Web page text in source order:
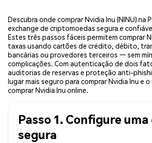
Descubra onde comprar Nvidia Inu (NINU) na
exchange de criptomoedas segura e
Estes três passos fáceis permitem comprar
taxas usando cartões de crédito, débito,
bancárias ou provedores terceiros — sem
complicações. Com autenticação de dois
auditorias de reservas e proteção anti-
lugar mais seguro para comprar Nvidia Inu e
comprar Nvidia Inu online.
Passo 1. Configure
segura